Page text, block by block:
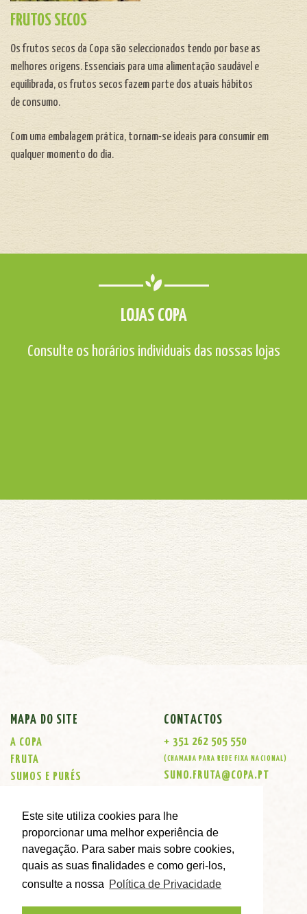
Este site utiliza cookies para lhe
proporcionar uma melhor experiência de
navegação. Para saber mais sobre cookies,
quais as suas finalidades e como geri-los,
consulte a nossa Política de Privacidade
FRUTOS SECOS
Os frutos secos da Copa são seleccionados tendo por base as
melhores origens. Essenciais para uma alimentação saudável e
equilibrada, os frutos secos fazem parte dos atuais hábitos
de consumo.
Com uma embalagem prática, tornam-se ideais para consumir em
qualquer momento do dia.
LOJAS COPA
Consulte os horários individuais das nossas lojas
MAPA DO SITE
A COPA
FRUTA
SUMOS E PURÉS
LOJAS
CONTACTOS
ENCOMENDAS ONLINE
CONTACTOS
+ 351 262 505 550
(CHAMADA PARA REDE FIXA NACIONAL)
SUMO.FRUTA@COPA.PT